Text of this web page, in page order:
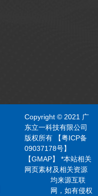
Copyright © 2021 广
东立一科技有限公司
版权所有
【粤ICP备
09037178号】
【GMAP】
*本站相关
网页素材及相关资源
均来源互联
网，如有侵权